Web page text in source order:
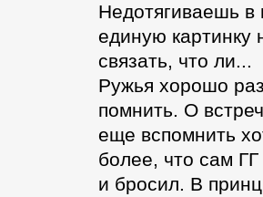
Недотягиваешь в
единую картинку
связать, что ли...
Ружья хорошо
помнить. О
еще вспомнить
более, что сам
и бросил. В